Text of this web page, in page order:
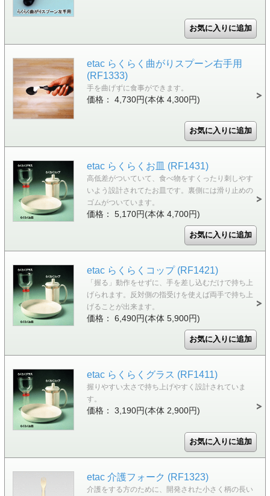
etac らくらく曲がりスプーン右手用
(RF1333)
手を曲げずに食事ができます。
価格： 4,730円(本体 4,300円)
etac らくらくお皿 (RF1431)
高低差がついていて、食べ物をすくったり刺しやす
いよう設計されてたお皿です。裏側には滑り止めの
ゴムがついています。
価格： 5,170円(本体 4,700円)
etac らくらくコップ (RF1421)
「握る」動作をせずに、手を差し込むだけで持ち上
げられます。反対側の指受けを使えば両手で持ち上
げることが出来ます。
価格： 6,490円(本体 5,900円)
etac らくらくグラス (RF1411)
握りやすい太さで持ち上げやすく設計されていま
す。
価格： 3,190円(本体 2,900円)
etac 介護フォーク (RF1323)
介護をする方のために、開発された小さく柄の長い